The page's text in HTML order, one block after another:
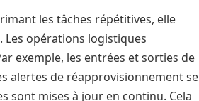
les tâches répétitives, elle
opérations logistiques
exemple, les entrées et sorties de
alertes de réapprovisionnement se
sont mises à jour en continu. Cela